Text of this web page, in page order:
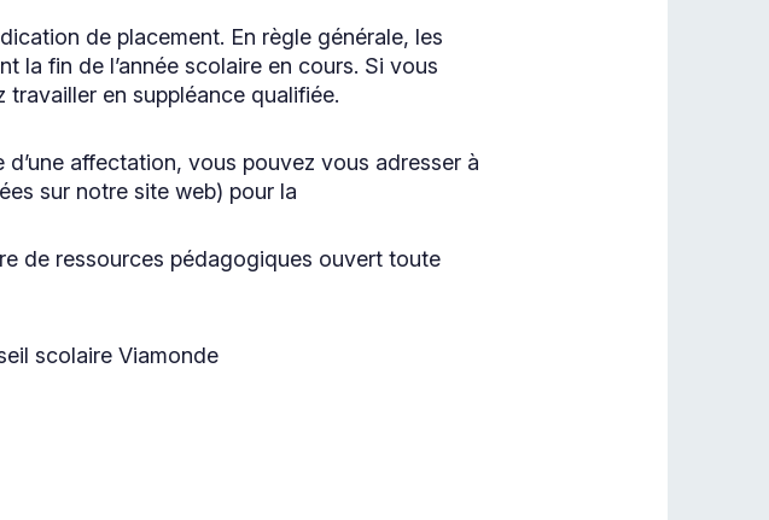
de placement. En règle générale, les
la fin de l’année scolaire en cours. Si vous
travailler en suppléance qualifiée.
affectation, vous pouvez vous adresser à
sur notre site web) pour la
de ressources pédagogiques ouvert toute
scolaire Viamonde